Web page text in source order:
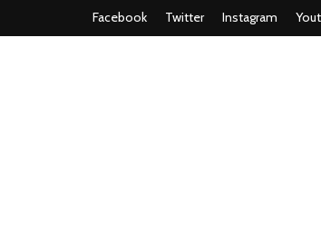
Facebook Twitter Instagram